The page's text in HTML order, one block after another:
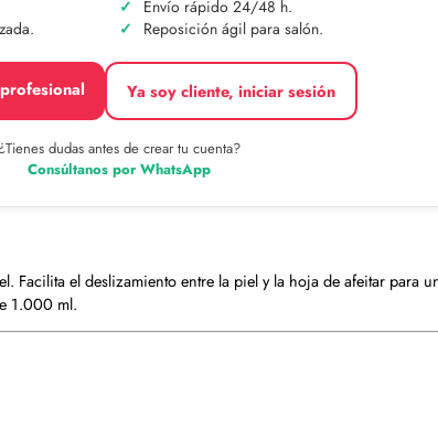
Envío rápido 24/48 h.
Reposición ágil para salón.
Ya soy cliente, iniciar sesión
dudas antes de crear tu cuenta?
Consúltanos por WhatsApp
Facilita el deslizamiento entre la piel y la hoja de afeitar para
1.000 ml.